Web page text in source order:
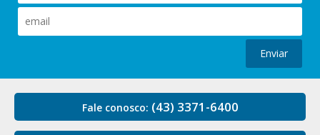
Enviar
Fale conosco: (43) 3371-6400